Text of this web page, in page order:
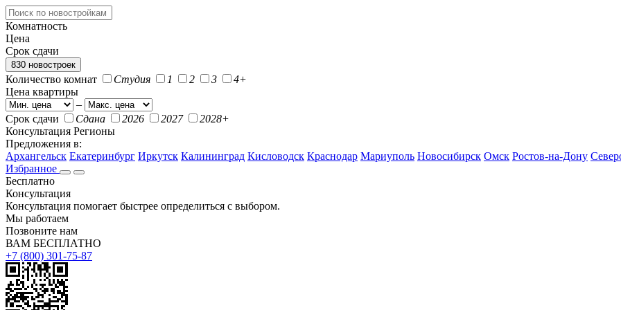
Комнатность
Цена
Срок сдачи
830 новостроек
Количество комнат Студия 1 2 3
4+
Цена квартиры
–
Срок сдачи
Сдана 2026 2027
2028+
Консультация Регионы
Предложения в:
Архангельск Екатеринбург Иркутск Калининград Кисловодск Краснодар Мариуполь Новосибирск Омск Ростов-на-Дону
Избранное
Бесплатно
Консультация
Консультация помогает быстрее определиться с выбором.
Мы работаем
Позвоните нам
ВАМ БЕСПЛАТНО
+7 (800) 301-75-87